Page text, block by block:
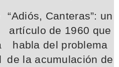
“Adiós, Canteras”: un
artículo de 1960 que
habla del problema
de la acumulación de